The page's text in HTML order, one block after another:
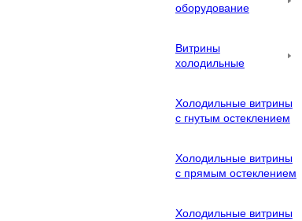
оборудование
Витрины
холодильные
Холодильные витрины
с гнутым остеклением
Холодильные витрины
с прямым остеклением
Холодильные витрины